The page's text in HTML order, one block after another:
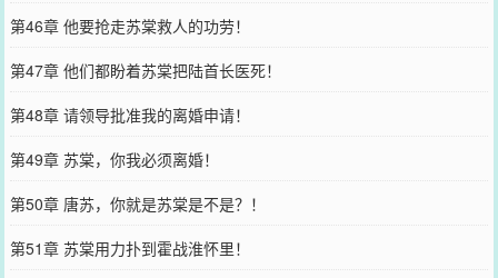
第46章 他要抢走苏棠救人的功劳！
第47章 他们都盼着苏棠把陆首长医死！
第48章 请领导批准我的离婚申请！
第49章 苏棠，你我必须离婚！
第50章 唐苏，你就是苏棠是不是？！
第51章 苏棠用力扑到霍战淮怀里！